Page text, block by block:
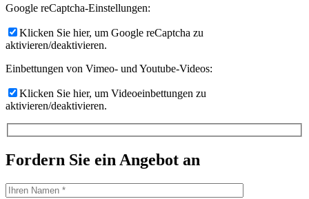
Google reCaptcha-Einstellungen:
Klicken Sie hier, um Google reCaptcha zu
aktivieren/deaktivieren.
Einbettungen von Vimeo- und Youtube-Videos:
Klicken Sie hier, um Videoeinbettungen zu
aktivieren/deaktivieren.
Fordern Sie ein Angebot an